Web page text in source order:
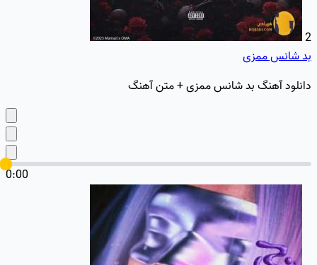
2
بد شانس ممزی
دانلود آهنگ بد شانس ممزی + متن آهنگ
0:00